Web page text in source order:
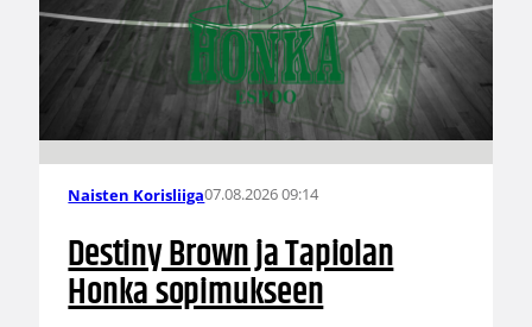
Naisten Korisliiga07.08.2026 09:14
Destiny Brown ja Tapiolan
Honka sopimukseen